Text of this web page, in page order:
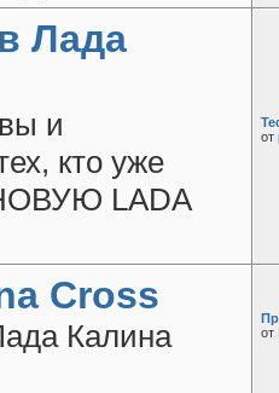
Лада
и
кто уже
LADA
от
Cross
Калина
от